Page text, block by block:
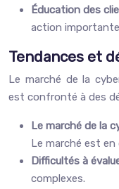
Éducation des
action
Tendances et
Le marché de la
est confronté à des
Le marché de la
Le marché est
Difficultés à
complexes.